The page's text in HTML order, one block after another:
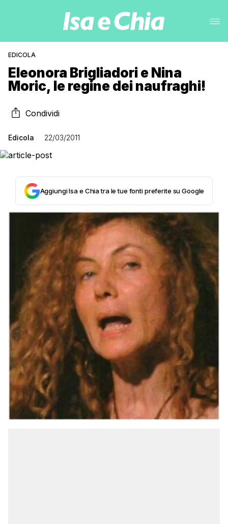
EDICOLA
Eleonora Brigliadori e Nina
Moric, le regine dei naufraghi!
Condividi
Edicola 22/03/2011
Aggiungi Isa e Chia tra le tue fonti preferite su Google